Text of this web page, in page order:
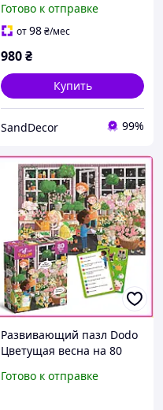
світі"
Готово к отправке
от98₴/мес
980₴
Купить
SandDecor 99%
Развивающий пазл Dodo
Цветущая весна на 80
Ищи и находи для детей
Готово к отправке